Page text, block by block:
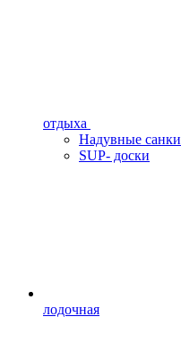
отдыха
Надувные санки
SUP- доски
лодочная